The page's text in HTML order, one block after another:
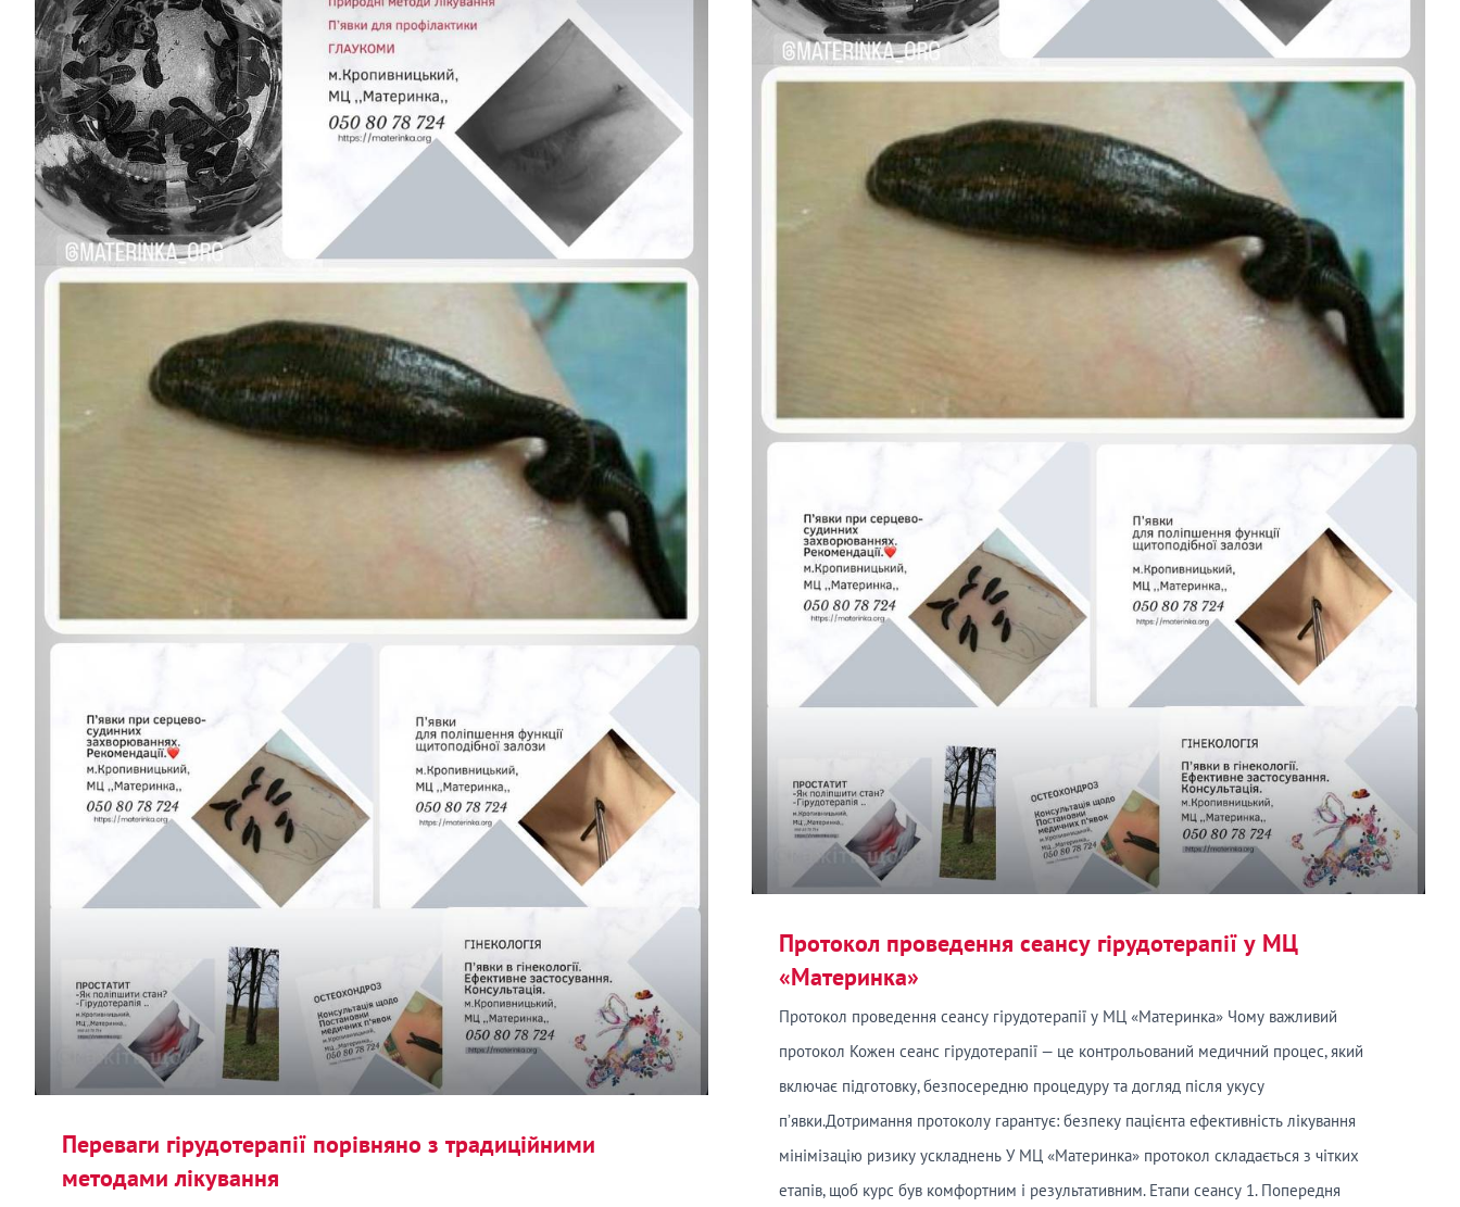
Протокол проведення сеансу гірудотерапії у МЦ
«Материнка»
Протокол проведення сеансу гірудотерапії у МЦ «Материнка» Чому важливий
протокол Кожен сеанс гірудотерапії — це контрольований медичний процес, який
включає підготовку, безпосередню процедуру та догляд після укусу
п’явки.Дотримання протоколу гарантує: безпеку пацієнта ефективність лікування
мінімізацію ризику ускладнень У МЦ «Материнка» протокол складається з чітких
етапів, щоб курс був комфортним і результативним. Етапи сеансу 1. Попередня
Переваги гірудотерапії порівняно з традиційними
методами лікування